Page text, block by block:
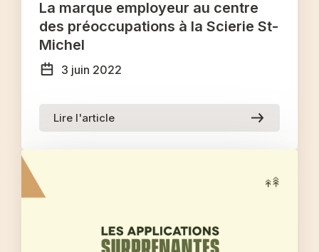
La marque employeur au centre
des préoccupations à la Scierie St-
Michel
3 juin 2022
Lire l'article